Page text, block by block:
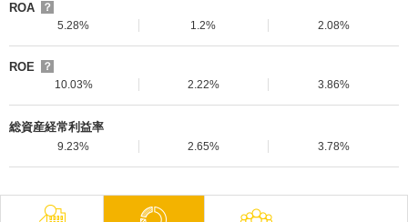
ROA
？
5.28%
1.2% 2.08%
ROE
？
10.03%
2.22% 3.86%
総資産経常利益率
9.23% 2.65% 3.78%